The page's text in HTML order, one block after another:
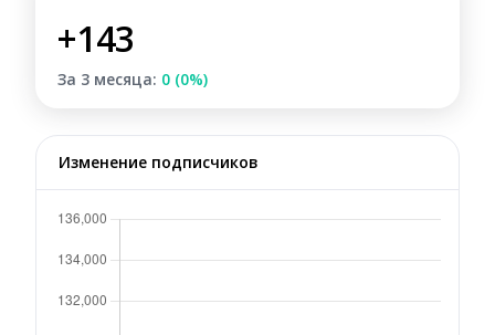
+143
За 3 месяца: 0 (0%)
Изменение подписчиков